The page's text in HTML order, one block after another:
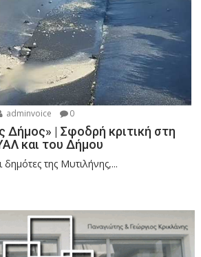
adminvoice 0
Δήμος» | Σφοδρή κριτική στη
και του Δήμου
της Μυτιλήνης,...